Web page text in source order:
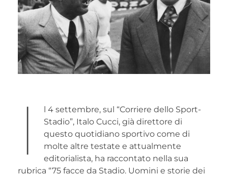
I
l 4 settembre, sul “Corriere dello Sport-
Stadio”, Italo Cucci, già direttore di
questo quotidiano sportivo come di
molte altre testate e attualmente
editorialista, ha raccontato nella sua
rubrica “75 facce da Stadio. Uomini e storie dei